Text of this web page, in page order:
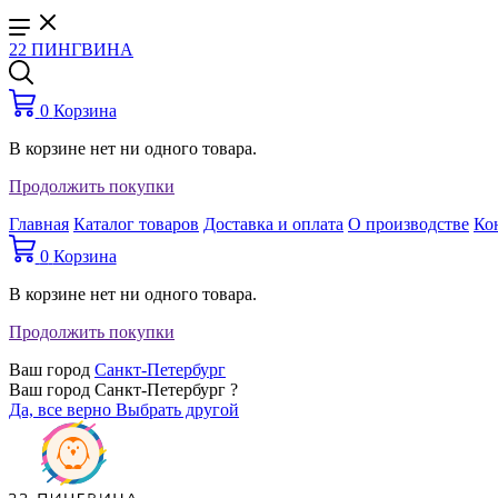
22 ПИНГВИНА
0 Корзина
В корзине нет ни одного товара.
Продолжить покупки
Главная Каталог товаров Доставка и оплата О производстве
0 Корзина
В корзине нет ни одного товара.
Продолжить покупки
Ваш город Санкт-Петербург
Ваш город Санкт-Петербург ?
Да, все верно Выбрать другой